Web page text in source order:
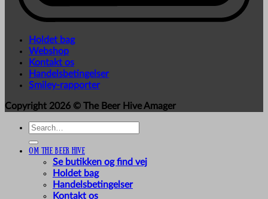
Holdet bag
Webshop
Kontakt os
Handelsbetingelser
Smiley-rapporter
Copyright 2026 © The Beer Hive Amager
Search
Om The Beer Hive
Se butikken og find vej
Holdet bag
Handelsbetingelser
Kontakt os